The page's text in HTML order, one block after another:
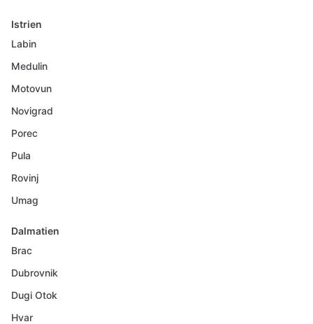
Istrien
Labin
Medulin
Motovun
Novigrad
Porec
Pula
Rovinj
Umag
Dalmatien
Brac
Dubrovnik
Dugi Otok
Hvar